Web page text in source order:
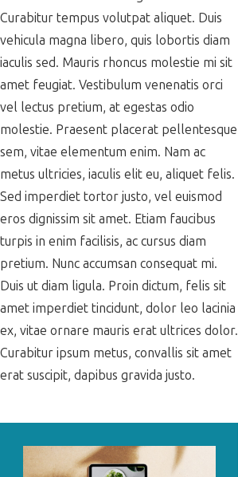
Curabitur tempus volutpat aliquet. Duis
vehicula magna libero, quis lobortis diam
iaculis sed. Mauris rhoncus molestie mi sit
amet feugiat. Vestibulum venenatis orci
vel lectus pretium, at egestas odio
molestie. Praesent placerat pellentesque
sem, vitae elementum enim. Nam ac
metus ultricies, iaculis elit eu, aliquet felis.
Sed imperdiet tortor justo, vel euismod
eros dignissim sit amet. Etiam faucibus
turpis in enim facilisis, ac cursus diam
pretium. Nunc accumsan consequat mi.
Duis ut diam ligula. Proin dictum, felis sit
amet imperdiet tincidunt, dolor leo lacinia
ex, vitae ornare mauris erat ultrices dolor.
Curabitur ipsum metus, convallis sit amet
erat suscipit, dapibus gravida justo.